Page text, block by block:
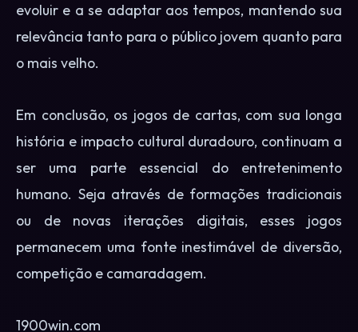
evoluir e a se adaptar aos tempos, mantendo sua
relevância tanto para o público jovem quanto para
o mais velho.
Em conclusão, os jogos de cartas, com sua longa
história e impacto cultural duradouro, continuam a
ser uma parte essencial do entretenimento
humano. Seja através de formações tradicionais
ou de novas iterações digitais, esses jogos
permanecem uma fonte inestimável de diversão,
competição e camaradagem.
1900win.com